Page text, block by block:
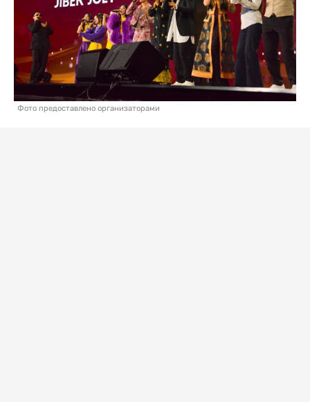
Фото предоставлено организаторами